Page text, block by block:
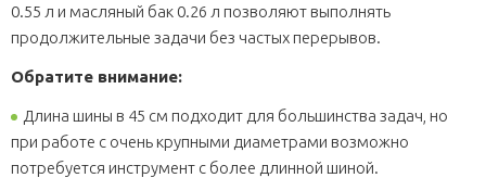
0.55 л и масляный бак 0.26 л позволяют выполнять
продолжительные задачи без частых перерывов.
Обратите внимание:
Длина шины в 45 см подходит для большинства задач, но
при работе с очень крупными диаметрами возможно
потребуется инструмент с более длинной шиной.